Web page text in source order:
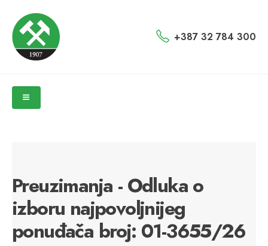
+387 32 784 300
Preuzimanja - Odluka o
izboru najpovoljnijeg
ponuđača broj: 01-3655/26